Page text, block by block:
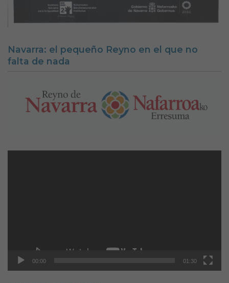
Navarra: el pequeño Reyno en el que no
falta de nada
00:00 01:30